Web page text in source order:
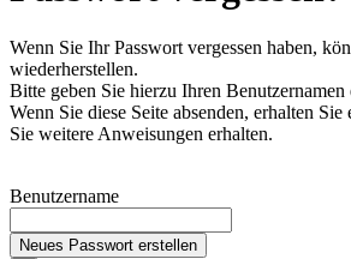
Wenn Sie Ihr Passwort vergessen haben,
wiederherstellen.
Bitte geben Sie hierzu Ihren Benutzernamen
Wenn Sie diese Seite absenden, erhalten
Sie weitere Anweisungen erhalten.
Benutzername
Neues Passwort erstellen